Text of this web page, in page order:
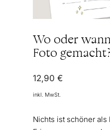
Wo oder
Foto
12,90 €
inkl. MwSt.
Nichts ist schöner als